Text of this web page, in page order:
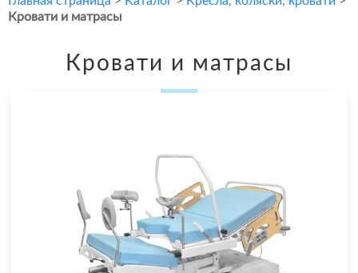
Кровати и матрасы
Кровати и матрасы